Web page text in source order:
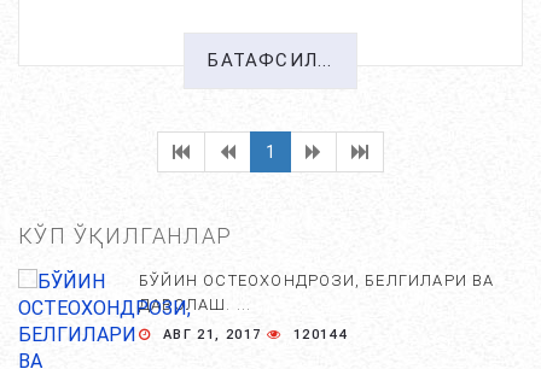
БАТАФСИЛ...
1
КЎП ЎҚИЛГАНЛАР
БЎЙИН ОСТЕОХОНДРОЗИ, БЕЛГИЛАРИ ВА
ДАВОЛАШ. ...
АВГ 21, 2017 120144